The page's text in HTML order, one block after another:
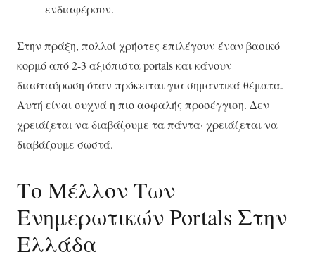
ενδιαφέρουν.
Στην πράξη, πολλοί χρήστες επιλέγουν έναν βασικό
κορμό από 2-3 αξιόπιστα portals και κάνουν
διασταύρωση όταν πρόκειται για σημαντικά θέματα.
Αυτή είναι συχνά η πιο ασφαλής προσέγγιση. Δεν
χρειάζεται να διαβάζουμε τα πάντα· χρειάζεται να
διαβάζουμε σωστά.
Το Μέλλον Των
Ενημερωτικών Portals Στην
Ελλάδα